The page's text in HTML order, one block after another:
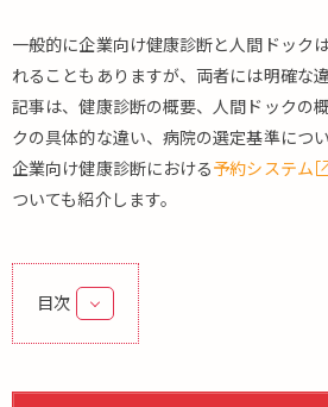
一般的に企業向け健康診断と人間ドック
れることもありますが、両者には明確な
記事は、健康診断の概要、人間ドックの
クの具体的な違い、病院の選定基準につ
企業向け健康診断における予約システム
ついても紹介します。
目次
1.
康